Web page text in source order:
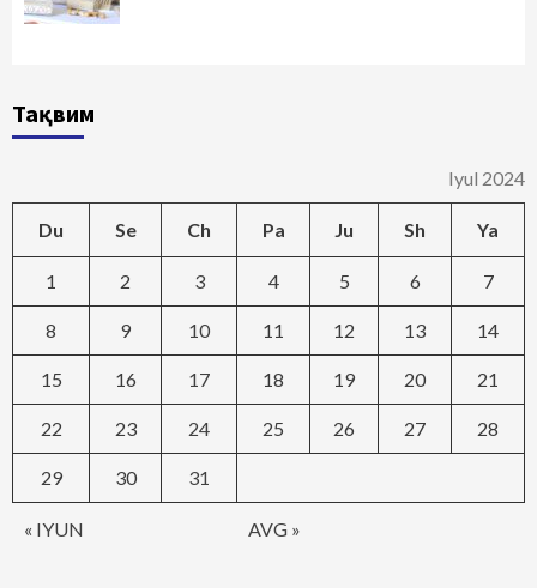
Тақвим
Iyul 2024
Du Se Ch Pa Ju Sh Ya
« IYUN AVG »
1 2 3 4 5 6 7
8 9 10 11 12 13 14
15 16 17 18 19 20 21
22 23 24 25 26 27 28
29 30 31